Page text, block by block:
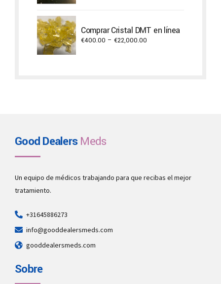
through
€17,300.00
Comprar Cristal DMT en línea
€400.00 – €22,000.00
Good DealersMeds
Un equipo de médicos trabajando para que recibas el mejor
tratamiento.
+31645886273
info@gooddealersmeds.com
gooddealersmeds.com
Sobre